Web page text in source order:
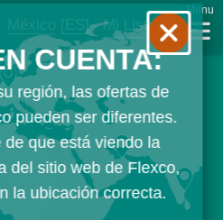
México [ES] Mi Lista
Menu
CUENTA:
región, las ofertas de
pueden ser diferentes.
de que está viendo la
del sitio web de Flexco,
la ubicación correcta.